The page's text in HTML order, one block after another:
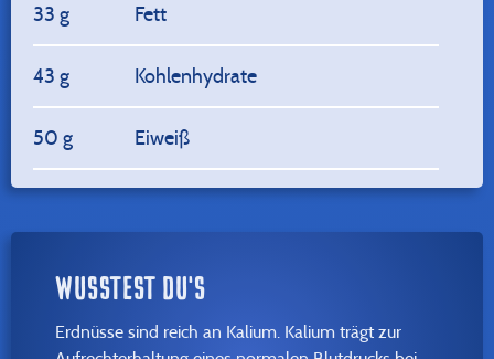
33 g Fett
43 g Kohlenhydrate
50 g Eiweiß
WUSSTEST DU'S
Erdnüsse sind reich an Kalium. Kalium trägt zur